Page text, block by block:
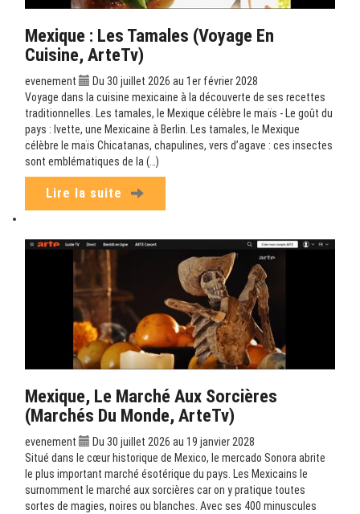
Mexique : Les Tamales (Voyage En
Cuisine, ArteTv)
evenement
Du 30 juillet 2026 au 1er février 2028
Voyage dans la cuisine mexicaine à la découverte de ses recettes
traditionnelles. Les tamales, le Mexique célèbre le maïs - Le goût du
pays : Ivette, une Mexicaine à Berlin. Les tamales, le Mexique
célèbre le maïs Chicatanas, chapulines, vers d’agave : ces insectes
sont emblématiques de la (…)
Lire la suite
Mexique, Le Marché Aux Sorcières
(Marchés Du Monde, ArteTv)
evenement
Du 30 juillet 2026 au 19 janvier 2028
Situé dans le cœur historique de Mexico, le mercado Sonora abrite
le plus important marché ésotérique du pays. Les Mexicains le
surnomment le marché aux sorcières car on y pratique toutes
sortes de magies, noires ou blanches. Avec ses 400 minuscules